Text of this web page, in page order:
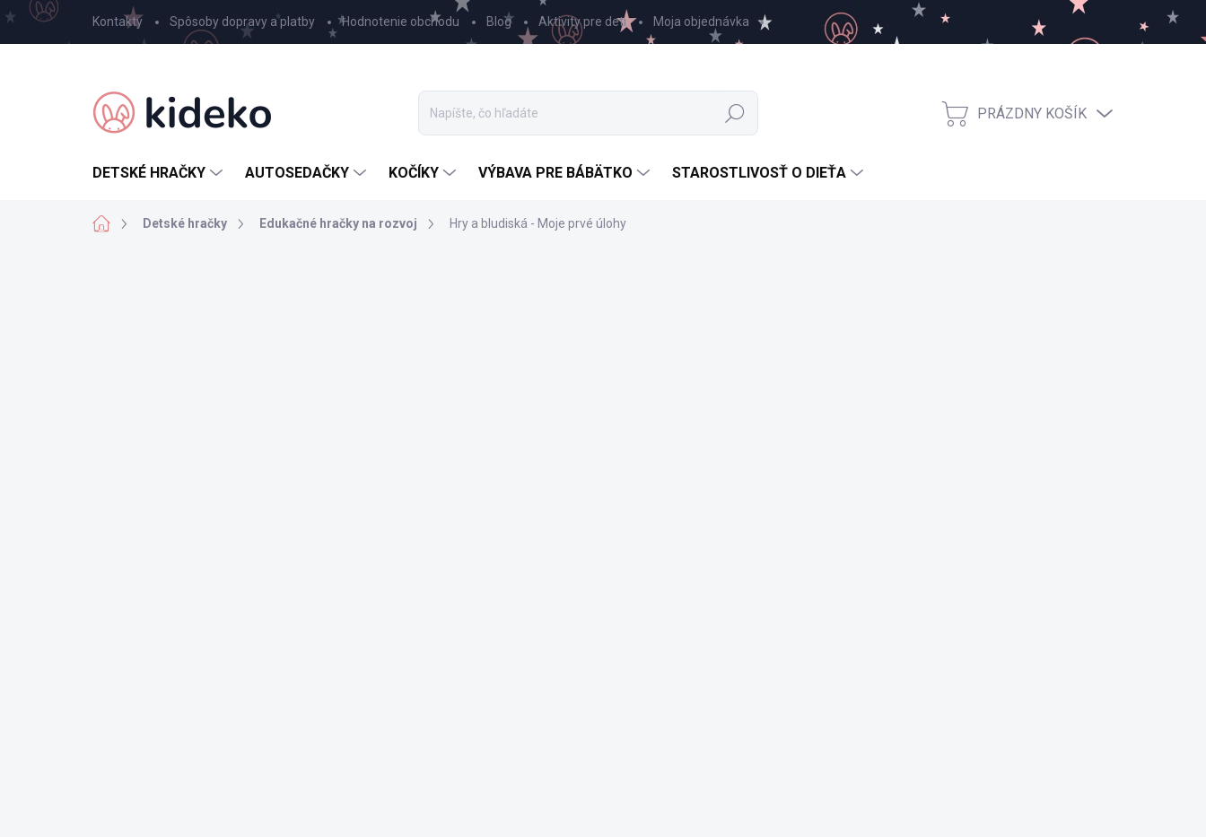
Prejsť
na
obsah
Kontakty Spôsoby dopravy a platby Hodnotenie obchodu Blog Aktivity pre deti Moja objednávka
Hľadať
NÁKUPNÝ
PRÁZDNY KOŠÍK
DETSKÉ HRAČKY AUTOSEDAČKY KOČÍKY VÝBAVA PRE BÁBÄTKO STAROSTLIVOSŤ O DIEŤA
DomovDetské hračky Edukačné hračky na rozvoj Hry a bludiská - Moje prvé úlohy